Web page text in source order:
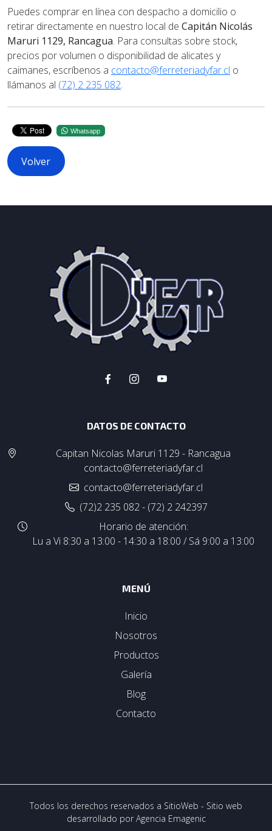
Puedes comprar en línea con despacho a domicilio o
retirar directamente en nuestro local de Capitán Nicolás
Maruri 1129, Rancagua. Para consultas sobre stock,
precios por volumen o disponibilidad de alicates y
caimanes, escríbenos a contacto@ferreteriadyfar.cl o
llámanos al (72) 2 235 082.
Whatsapp
Volver
DATOS DE CONTACTO
Capitan Nicolas Maruri 1129 - Rancagua
contacto@ferreteriadyfar.cl
contacto@ferreteriadyfar.cl
(72)2 235 082 - (72) 2 242397
Horario de atención:
Lu a Vi 8:30 a 13:00 - 14:30 a 18:00 / Sá 9:00 a 13:00
MENÚ
Inicio
Nosotros
Productos
Galería
Blog
Contacto
Todos los derechos reservados a SitioWeb - Sitio web
desarrollado por Agencia Emagenic